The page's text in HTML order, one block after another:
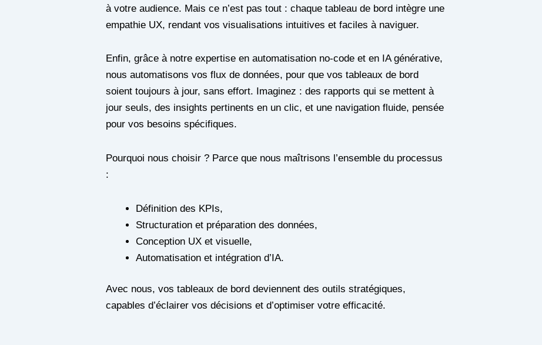
à votre audience. Mais ce n’est pas tout : chaque tableau de bord intègre une
empathie UX, rendant vos visualisations intuitives et faciles à naviguer.
Enfin, grâce à notre expertise en automatisation no-code et en IA générative,
nous automatisons vos flux de données, pour que vos tableaux de bord
soient toujours à jour, sans effort. Imaginez : des rapports qui se mettent à
jour seuls, des insights pertinents en un clic, et une navigation fluide, pensée
pour vos besoins spécifiques.
Pourquoi nous choisir ? Parce que nous maîtrisons l’ensemble du processus
:
Définition des KPIs,
Structuration et préparation des données,
Conception UX et visuelle,
Automatisation et intégration d’IA.
Avec nous, vos tableaux de bord deviennent des outils stratégiques,
capables d’éclairer vos décisions et d’optimiser votre efficacité.